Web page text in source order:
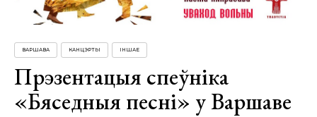
ВАРШАВА КАНЦЭРТЫ ІНШАЕ
Прэзентацыя спеўніка
«Бяседныя песні» у Варшаве